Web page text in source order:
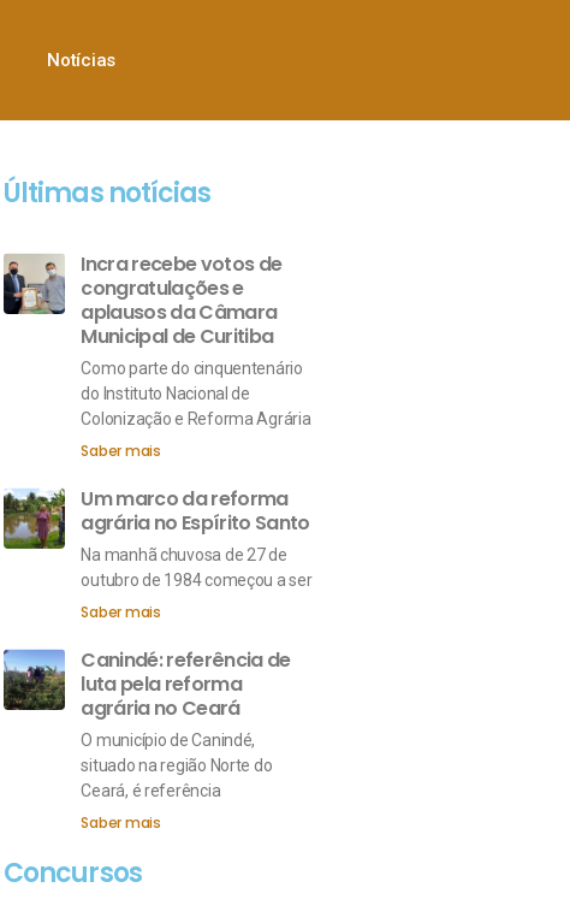
Notícias
Últimas notícias
Incra recebe votos de
congratulações e
aplausos da Câmara
Municipal de Curitiba
Como parte do cinquentenário
do Instituto Nacional de
Colonização e Reforma Agrária
Saber mais
Um marco da reforma
agrária no Espírito Santo
Na manhã chuvosa de 27 de
outubro de 1984 começou a ser
Saber mais
Canindé: referência de
luta pela reforma
agrária no Ceará
O município de Canindé,
situado na região Norte do
Ceará, é referência
Saber mais
Concursos